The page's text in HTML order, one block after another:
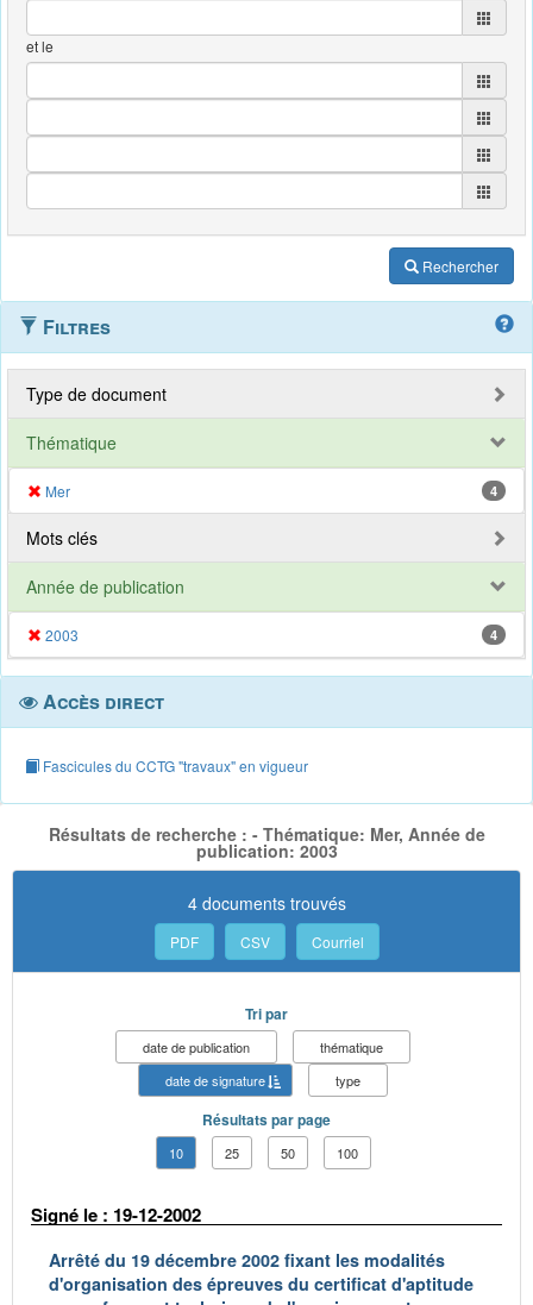
et le
Rechercher
Filtres
Type de document
Thématique
Mer 4
Mots clés
Année de publication
2003 4
Accès direct
Fascicules du CCTG "travaux" en vigueur
Résultats de recherche : - Thématique: Mer, Année de
publication: 2003
4 documents trouvés
PDF CSV Courriel
Tri par
date de publication
thématique
date de signature
type
Résultats par page
10 25 50 100
Signé le : 19-12-2002
Arrêté du 19 décembre 2002 fixant les modalités
d'organisation des épreuves du certificat d'aptitude